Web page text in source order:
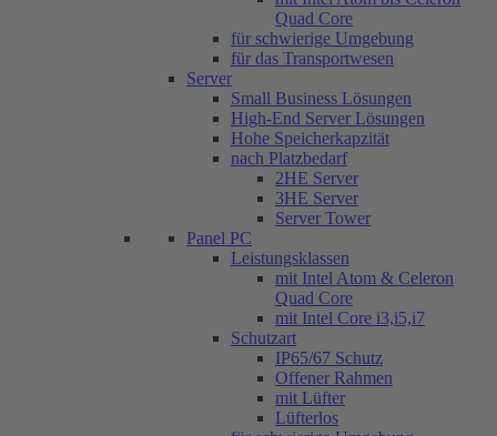
Quad Core
für schwierige Umgebung
für das Transportwesen
Server
Small Business Lösungen
High-End Server Lösungen
Hohe Speicherkapzität
nach Platzbedarf
2HE Server
3HE Server
Server Tower
Panel PC
Leistungsklassen
mit Intel Atom & Celeron
Quad Core
mit Intel Core i3,i5,i7
Schutzart
IP65/67 Schutz
Offener Rahmen
mit Lüfter
Lüfterlos